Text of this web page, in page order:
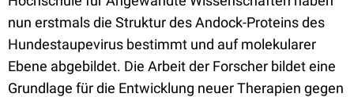
nun erstmals die Struktur des Andock-Proteins des
Hundestaupevirus bestimmt und auf molekularer
Ebene abgebildet. Die Arbeit der Forscher bildet eine
Grundlage für die Entwicklung neuer Therapien gegen